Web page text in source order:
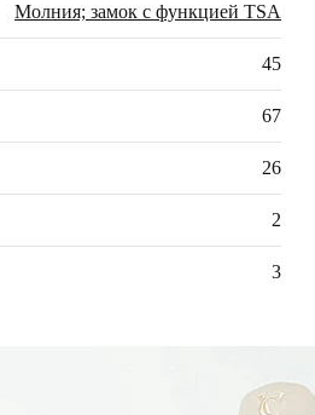
Молния; замок с функцией TSA
45
67
26
2
3